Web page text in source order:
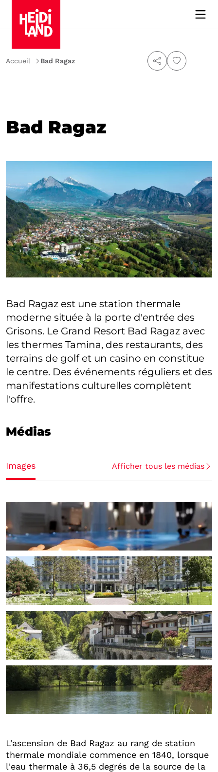
Accueil Bad Ragaz
Bad Ragaz
Bad Ragaz est une station thermale
moderne située à la porte d'entrée des
Grisons. Le Grand Resort Bad Ragaz avec
les thermes Tamina, des restaurants, des
terrains de golf et un casino en constitue
le centre. Des événements réguliers et des
manifestations culturelles complètent
l'offre.
Médias
Images Afficher tous les médias
L'ascension de Bad Ragaz au rang de station
thermale mondiale commence en 1840, lorsque
l'eau thermale à 36,5 degrés de la source de la